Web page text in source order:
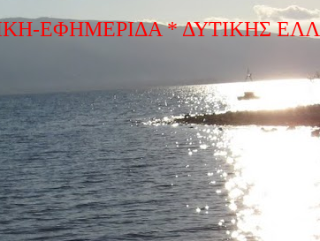
ΕΦΗΜΕΡΙΔΑ * ΔΥΤΙΚΗΣ